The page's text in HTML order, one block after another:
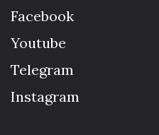
Facebook
Youtube
Telegram
Instagram